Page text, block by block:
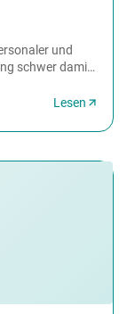
und
schwer damit,
Lesen